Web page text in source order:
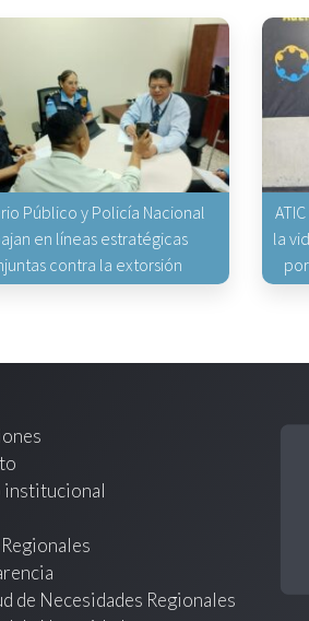
Público y Policía Nacional
en líneas estratégicas
contra la extorsión
la
institucional
de Necesidades Regionales